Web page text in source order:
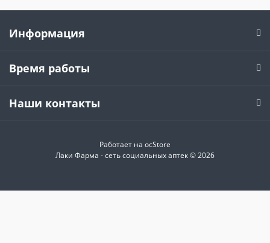
Информация
Время работы
Наши контакты
Работает на ocStore
Лаки Фарма - сеть социальных аптек © 2026